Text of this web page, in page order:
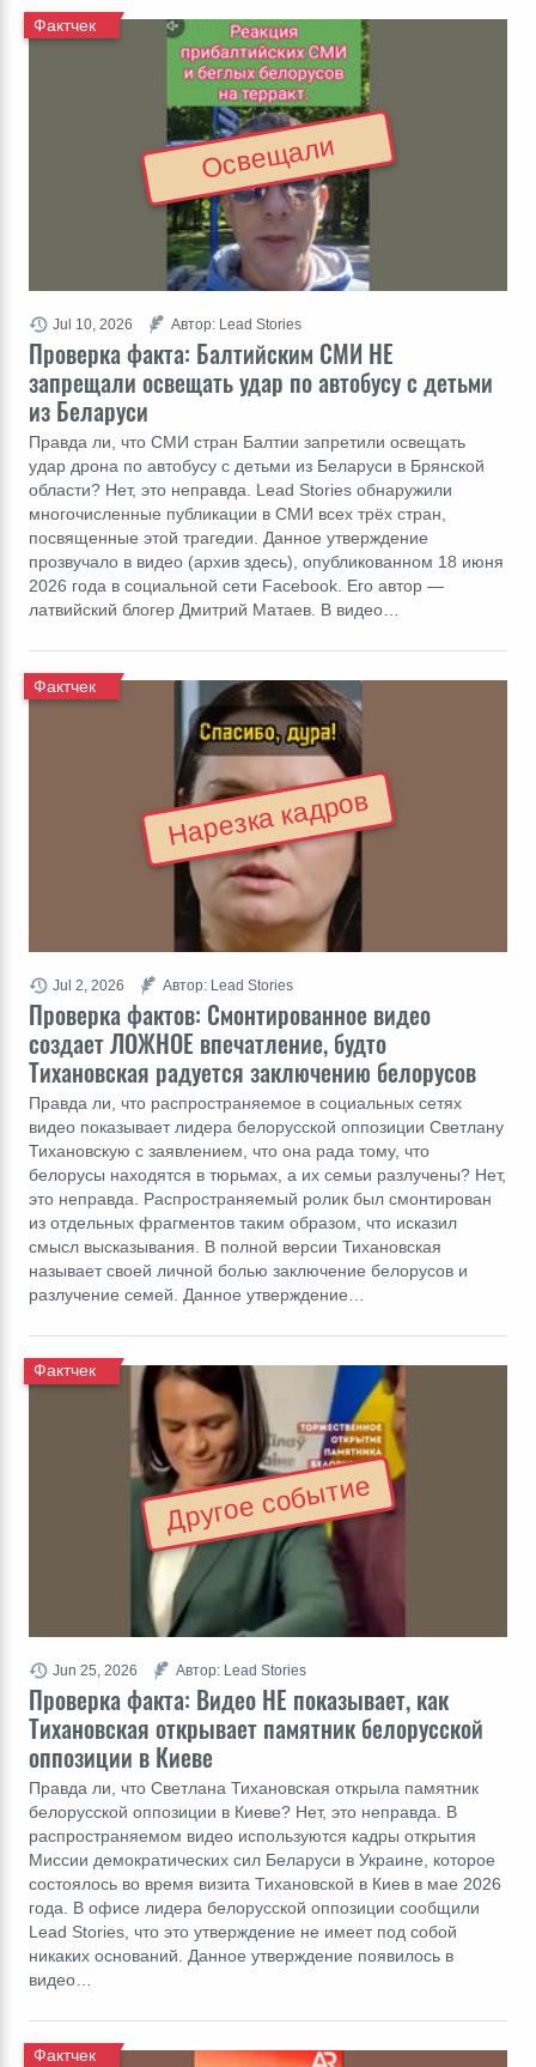
Проверка факта: Балтийским СМИ НЕ
запрещали освещать удар по автобусу с детьми
из Беларуси
Фактчек
Правда ли, что СМИ стран Балтии запретили освещать
удар дрона по автобусу с детьми из Беларуси в Брянской
области? Нет, это неправда. Lead Stories обнаружили
многочисленные публикации в СМИ всех трёх стран,
посвященные этой трагедии. Данное утверждение
прозвучало в видео (архив здесь), опубликованном 18 июня
2026 года в социальной сети Facebook. Его автор ―
латвийский блогер Дмитрий Матаев. В видео…
Jul 10, 2026 Автор: Lead Stories
Освещали
Проверка фактов: Cмонтированное видео
создает ЛОЖНОЕ впечатление, будто
Тихановская радуется заключению белорусов
Фактчек
Правда ли, что распространяемое в социальных сетях
видео показывает лидера белорусской оппозиции Светлану
Тихановскую с заявлением, что она рада тому, что
белорусы находятся в тюрьмах, а их семьи разлучены? Нет,
это неправда. Распространяемый ролик был смонтирован
из отдельных фрагментов таким образом, что исказил
смысл высказывания. В полной версии Тихановская
называет своей личной болью заключение белорусов и
разлучение семей. Данное утверждение…
Jul 2, 2026 Автор: Lead Stories
Нарезка кадров
Проверка факта: Видео НЕ показывает, как
Тихановская открывает памятник белорусской
оппозиции в Киеве
Фактчек
Правда ли, что Светлана Тихановская открыла памятник
белорусской оппозиции в Киеве? Нет, это неправда. В
распространяемом видео используются кадры открытия
Миссии демократических сил Беларуси в Украине, которое
состоялось во время визита Тихановской в Киев в мае 2026
года. В офисе лидера белорусской оппозиции сообщили
Lead Stories, что это утверждение не имеет под собой
никаких оснований. Данное утверждение появилось в
видео…
Jun 25, 2026 Автор: Lead Stories
Другое событие
Фактчек